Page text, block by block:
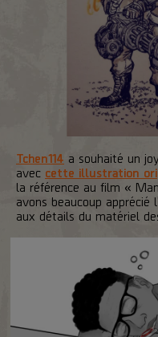
Tchen114 a souhaité un
avec cette illustration
la référence au film «
avons beaucoup
aux détails du matériel